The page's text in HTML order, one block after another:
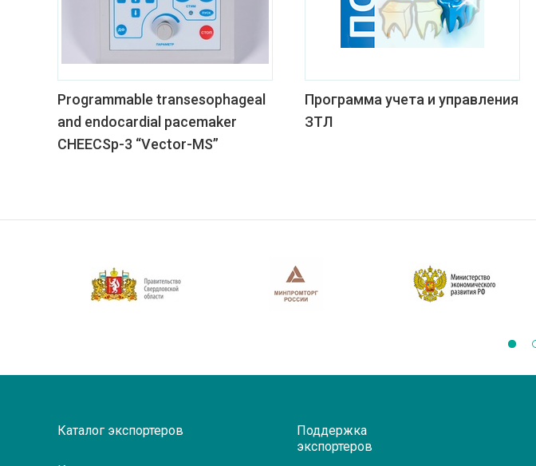
Programmable transesophageal
and endocardial pacemaker
CHEECSp-3 “Vector-MS”
Программа учета и управления
ЗТЛ
Каталог экспортеров
Поддержка
экспортеров